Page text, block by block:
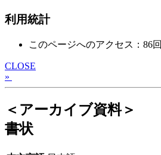
利用統計
このページへのアクセス：86回
CLOSE
»
＜アーカイブ資料＞
書状